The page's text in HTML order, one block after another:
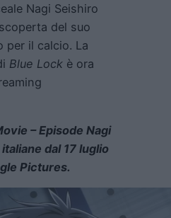
Nagi Seishiro
del suo
per il calcio. La
Blue Lock è ora
– Episode Nagi
dal 17 luglio
Pictures.